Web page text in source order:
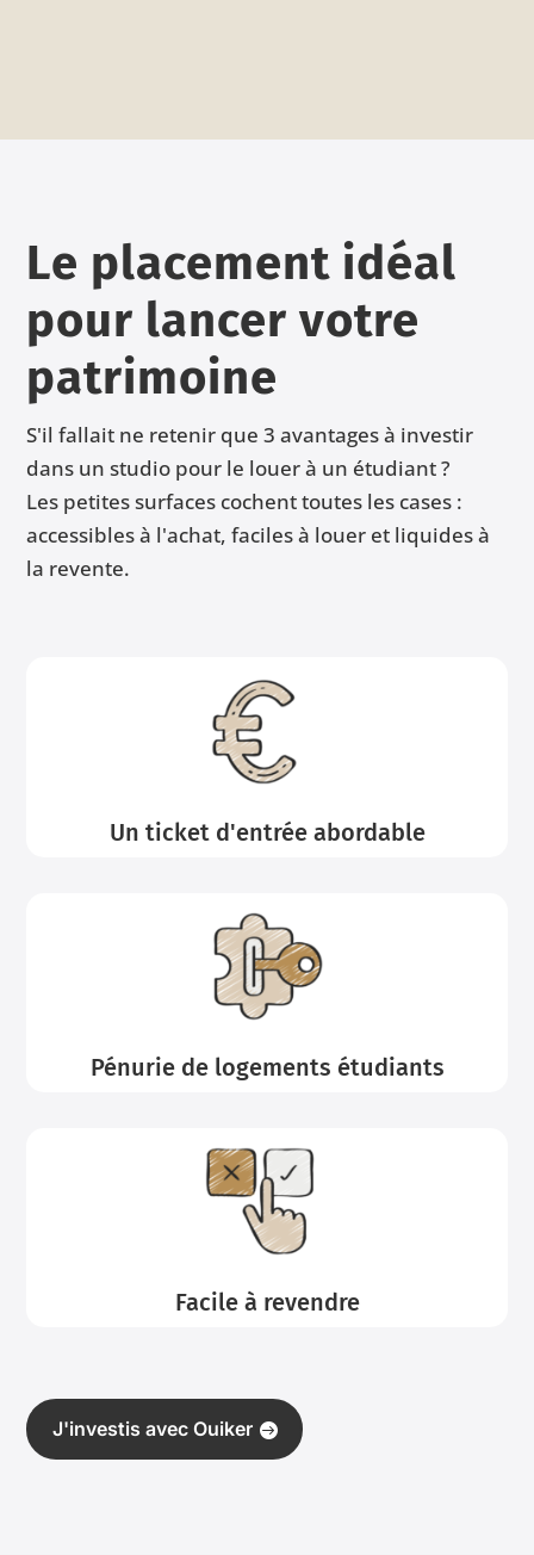
Le placement idéal
pour lancer votre
patrimoine
S'il fallait ne retenir que 3 avantages à investir
dans un studio pour le louer à un étudiant ?
Les petites surfaces cochent toutes les cases :
accessibles à l'achat, faciles à louer et liquides à
la revente.
Un ticket d'entrée abordable
Pénurie de logements étudiants
Facile à revendre
J'investis avec Ouiker